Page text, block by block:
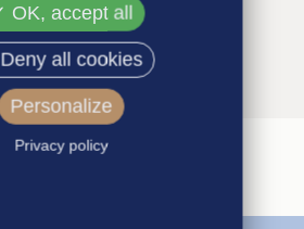
OK, accept all
Deny all cookies
Personalize
Privacy policy